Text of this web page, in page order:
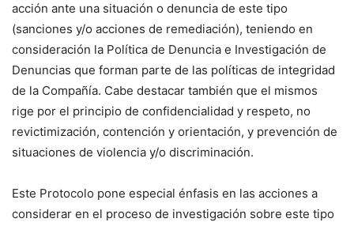
acción ante una situación o denuncia de este tipo
(sanciones y/o acciones de remediación), teniendo en
consideración la Política de Denuncia e Investigación de
Denuncias que forman parte de las políticas de integridad
de la Compañía. Cabe destacar también que el mismos
rige por el principio de confidencialidad y respeto, no
revictimización, contención y orientación, y prevención de
situaciones de violencia y/o discriminación.
Este Protocolo pone especial énfasis en las acciones a
considerar en el proceso de investigación sobre este tipo